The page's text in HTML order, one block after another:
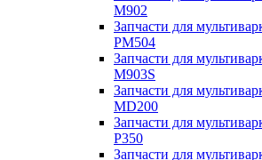
M902
Запчасти для
PM504
Запчасти для
M903S
Запчасти для
MD200
Запчасти для
P350
Запчасти для